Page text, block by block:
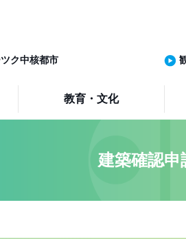
ク中核都市
教育・文化
建築確認申